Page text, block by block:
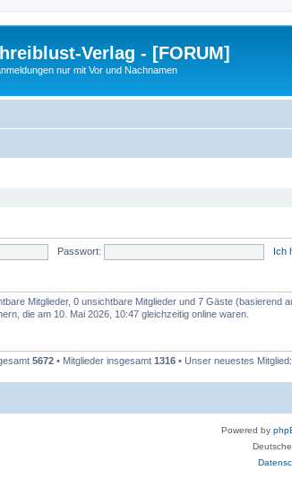
Verlag - [FORUM]
nur mit Vor und Nachnamen
Passwort: Ich
Mitglieder, 0 unsichtbare Mitglieder und 7 Gäste (basierend
die am 10. Mai 2026, 10:47 gleichzeitig online waren.
5672 • Mitglieder insgesamt 1316 • Unser neuestes Mitglied:
Powered by